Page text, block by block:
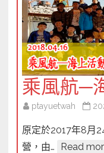
乘風航─
ptayuetwah
原定於2017年8月
營，由…
Read